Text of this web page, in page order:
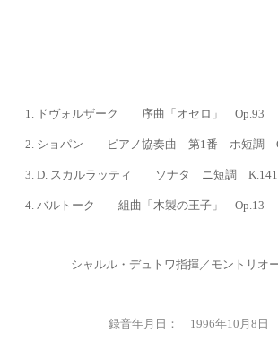
1. ドヴォルザーク 序曲「オセロ」 Op.93
2. ショパン ピアノ協奏曲 第1番 ホ短調
3. D. スカルラッティ ソナタ ニ短調
4. バルトーク 組曲「木製の王子」 Op.13
シャルル・デュトワ指揮／モントリオー
録音年月日： 1996年10月8日